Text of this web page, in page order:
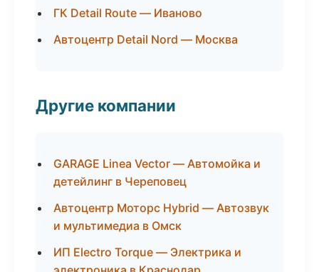
ГК Detail Route — Иваново
Автоцентр Detail Nord — Москва
Другие компании
GARAGE Linea Vector — Автомойка и
детейлинг в Череповец
Автоцентр Моторс Hybrid — Автозвук
и мультимедиа в Омск
ИП Electro Torque — Электрика и